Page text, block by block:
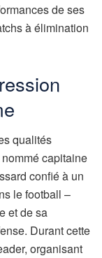
de ses
à élimination
qualités
capitaine
confié à un
le football –
et de sa
Durant cette
organisant